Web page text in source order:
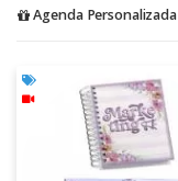
Agenda Personalizada